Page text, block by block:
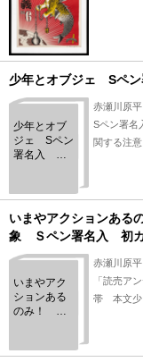
少年とオブジェ Sペ
少年とオブ
ジェ Sペン
署名入 初
有
赤瀬川原
Sペン署
関する注
古品（並
の「状態
欄の「中
痛みなど
い。:
いまやアクションある
象 Ｓペン署名入 初
いまやアク
ションある
のみ！
ン」という
赤瀬川原
「読売ア
帯 本文
に関する
「中古品